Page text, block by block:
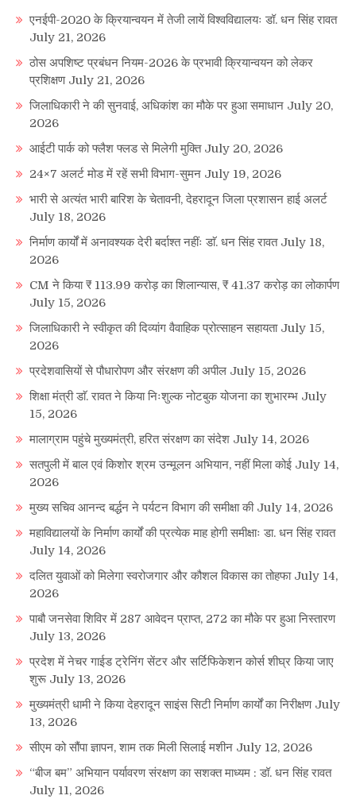
एनईपी-2020 के क्रियान्वयन में तेजी लायें विश्वविद्यालयः डॉ. धन सिंह रावत
July 21, 2026
ठोस अपशिष्ट प्रबंधन नियम-2026 के प्रभावी क्रियान्वयन को लेकर
प्रशिक्षण July 21, 2026
जिलाधिकारी ने की सुनवाई, अधिकांश का मौके पर हुआ समाधान July 20,
2026
आईटी पार्क को फ्लैश फ्लड से मिलेगी मुक्ति July 20, 2026
24×7 अलर्ट मोड में रहें सभी विभाग-सुमन July 19, 2026
भारी से अत्यंत भारी बारिश के चेतावनी, देहरादून जिला प्रशासन हाई अलर्ट
July 18, 2026
निर्माण कार्यों में अनावश्यक देरी बर्दाश्त नहींः डाॅ. धन सिंह रावत July 18,
2026
CM ने किया ₹ 113.99 करोड़ का शिलान्यास, ₹ 41.37 करोड़ का लोकार्पण
July 15, 2026
जिलाधिकारी ने स्वीकृत की दिव्यांग वैवाहिक प्रोत्साहन सहायता July 15,
2026
प्रदेशवासियों से पौधारोपण और संरक्षण की अपील July 15, 2026
शिक्षा मंत्री डाॅ. रावत ने किया निःशुल्क नोटबुक योजना का शुभारम्भ July
15, 2026
मालाग्राम पहुंचे मुख्यमंत्री, हरित संरक्षण का संदेश July 14, 2026
सतपुली में बाल एवं किशोर श्रम उन्मूलन अभियान, नहीं मिला कोई July 14,
2026
मुख्य सचिव आनन्द बर्द्धन ने पर्यटन विभाग की समीक्षा की July 14, 2026
महाविद्यालयों के निर्माण कार्यों की प्रत्येक माह होगी समीक्षाः डा. धन सिंह रावत
July 14, 2026
दलित युवाओं को मिलेगा स्वरोजगार और कौशल विकास का तोहफा July 14,
2026
पाबौ जनसेवा शिविर में 287 आवेदन प्राप्त, 272 का मौके पर हुआ निस्तारण
July 13, 2026
प्रदेश में नेचर गाईड ट्रेनिंग सेंटर और सर्टिफिकेशन कोर्स शीघ्र किया जाए
शुरू July 13, 2026
मुख्यमंत्री धामी ने किया देहरादून साइंस सिटी निर्माण कार्यों का निरीक्षण July
13, 2026
सीएम को सौंपा ज्ञापन, शाम तक मिली सिलाई मशीन July 12, 2026
“बीज बम” अभियान पर्यावरण संरक्षण का सशक्त माध्यम : डॉ. धन सिंह रावत
July 11, 2026